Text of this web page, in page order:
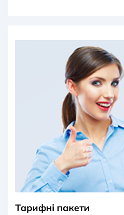
Тарифні пакети